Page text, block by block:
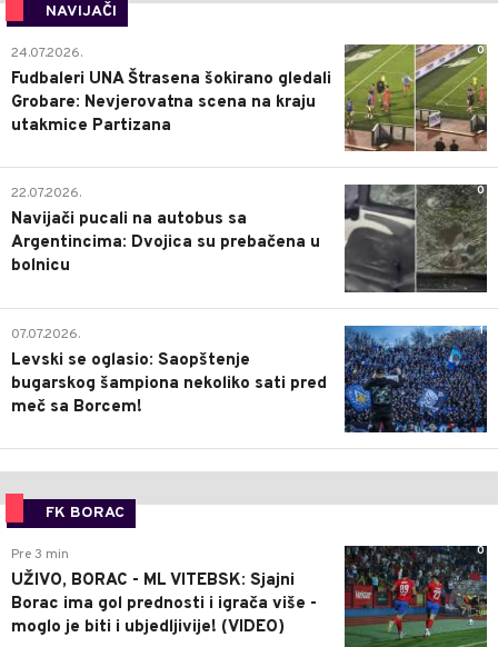
NAVIJAČI
0
24.07.2026.
Fudbaleri UNA Štrasena šokirano gledali
Grobare: Nevjerovatna scena na kraju
utakmice Partizana
0
22.07.2026.
Navijači pucali na autobus sa
Argentincima: Dvojica su prebačena u
bolnicu
1
07.07.2026.
Levski se oglasio: Saopštenje
bugarskog šampiona nekoliko sati pred
meč sa Borcem!
FK BORAC
0
Pre 3 min
UŽIVO, BORAC - ML VITEBSK: Sjajni
Borac ima gol prednosti i igrača više -
moglo je biti i ubjedljivije! (VIDEO)